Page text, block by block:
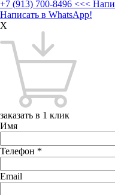
+7 (913) 700-8496 <<<
Написать в WhatsApp!
X
заказать в 1 клик
Имя
Телефон *
Email